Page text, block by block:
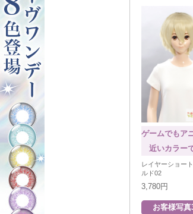
ゲームでもア
近いカラー
レイヤーショー
ルド02
3,780円